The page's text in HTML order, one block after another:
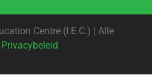
Centre (I.E.C.) | Alle
Privacybeleid